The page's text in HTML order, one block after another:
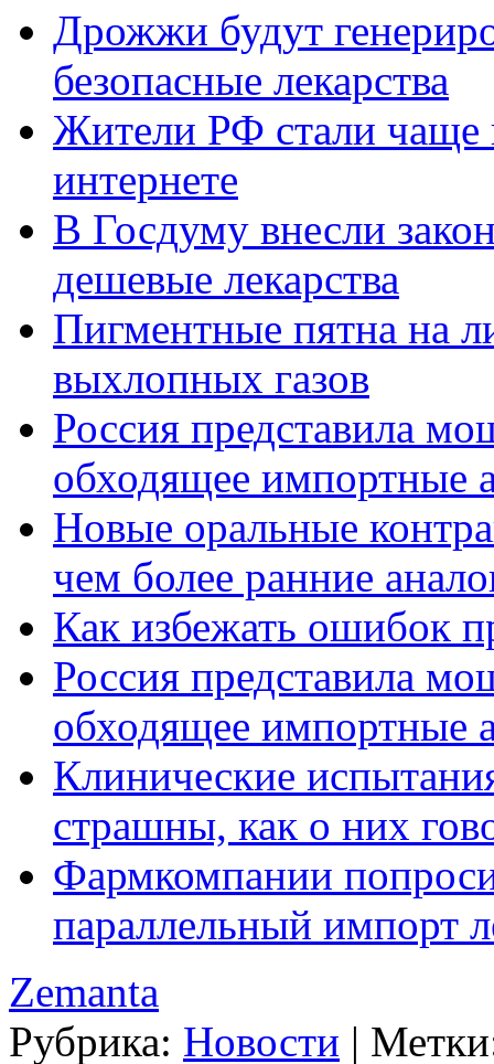
Дрожжи будут
безопасные лекарства
Жители РФ стали чаще
интернете
В Госдуму внесли
дешевые лекарства
Пигментные пятна на
выхлопных газов
Россия представила
обходящее импортные
Новые оральные
чем более ранние
Как избежать ошибок
Россия представила
обходящее импортные
Клинические
страшны, как о них
Фармкомпании
параллельный импорт
Zemanta
Рубрика: Новости |